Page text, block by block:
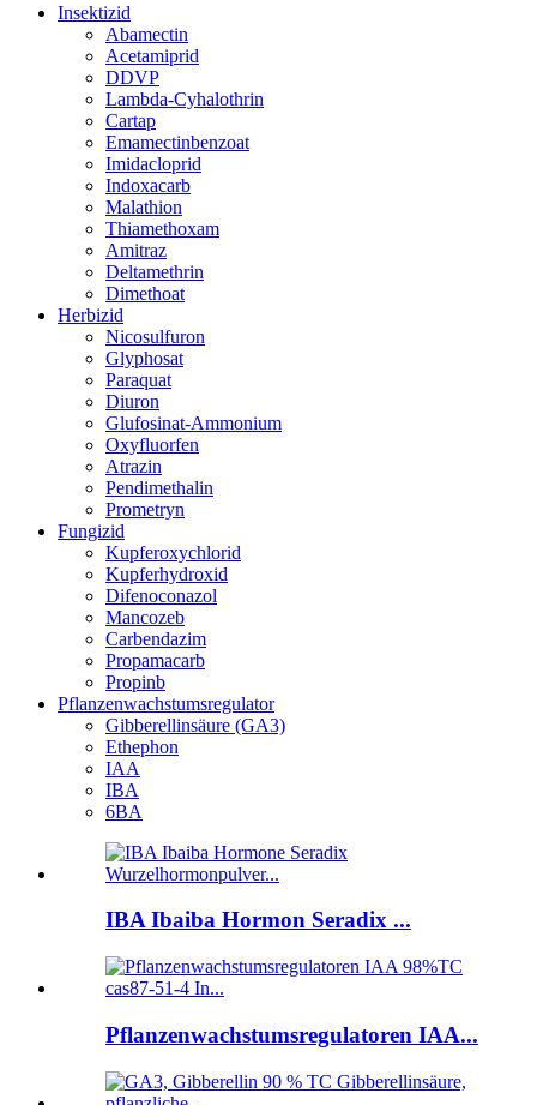
Insektizid
Abamectin
Acetamiprid
DDVP
Lambda-Cyhalothrin
Cartap
Emamectinbenzoat
Imidacloprid
Indoxacarb
Malathion
Thiamethoxam
Amitraz
Deltamethrin
Dimethoat
Herbizid
Nicosulfuron
Glyphosat
Paraquat
Diuron
Glufosinat-Ammonium
Oxyfluorfen
Atrazin
Pendimethalin
Prometryn
Fungizid
Kupferoxychlorid
Kupferhydroxid
Difenoconazol
Mancozeb
Carbendazim
Propamacarb
Propinb
Pflanzenwachstumsregulator
Gibberellinsäure (GA3)
Ethephon
IAA
IBA
6BA
IBA Ibaiba Hormon Seradix ...
Pflanzenwachstumsregulatoren IAA...